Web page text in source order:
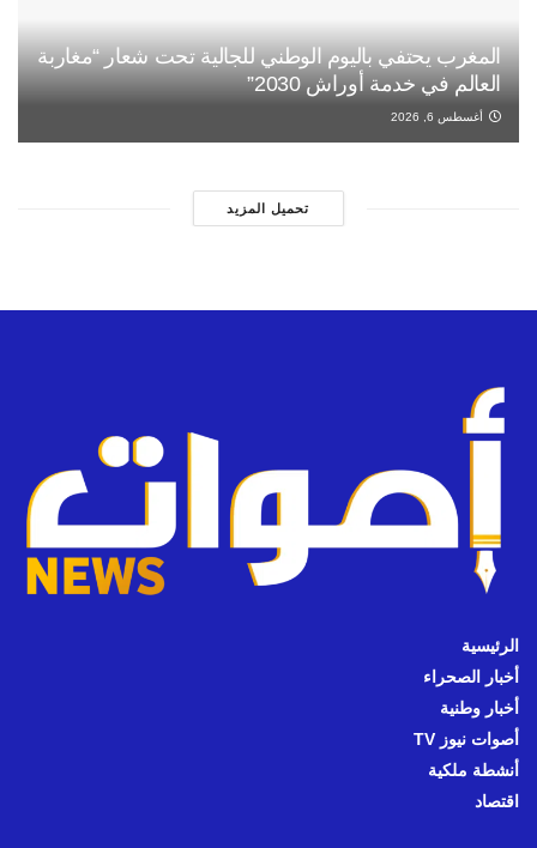
المغرب يحتفي باليوم الوطني للجالية تحت شعار “مغاربة
العالم في خدمة أوراش 2030”
أغسطس 6, 2026
تحميل المزيد
الرئيسية
أخبار الصحراء
أخبار وطنية
أصوات نيوز TV
أنشطة ملكية
اقتصاد